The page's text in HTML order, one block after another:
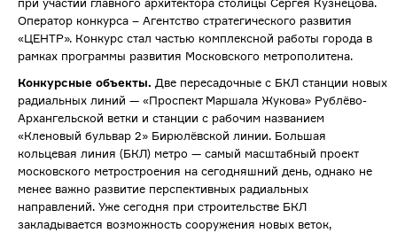
при участии главного архитектора столицы Сергея Кузнецова.
Оператор конкурса – Агентство стратегического развития
«ЦЕНТР». Конкурс стал частью комплексной работы города в
рамках программы развития Московского метрополитена.
Конкурсные объекты. Две пересадочные с БКЛ станции новых
радиальных линий — «Проспект Маршала Жукова» Рублёво-
Архангельской ветки и станции с рабочим названием
«Кленовый бульвар 2» Бирюлёвской линии. Большая
кольцевая линия (БКЛ) метро — самый масштабный проект
московского метростроения на сегодняшний день, однако не
менее важно развитие перспективных радиальных
направлений. Уже сегодня при строительстве БКЛ
закладывается возможность сооружения новых веток,